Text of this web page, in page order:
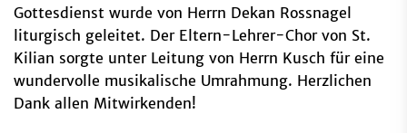
Gottesdienst wurde von Herrn Dekan Rossnagel
liturgisch geleitet. Der Eltern-Lehrer-Chor von St.
Kilian sorgte unter Leitung von Herrn Kusch für eine
wundervolle musikalische Umrahmung. Herzlichen
Dank allen Mitwirkenden!